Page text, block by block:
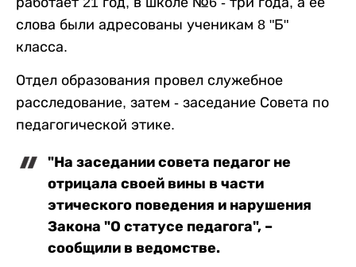
слова были адресованы ученикам 8 "Б"
класса.
Отдел образования провел служебное
расследование, затем - заседание Совета по
педагогической этике.
"На заседании совета педагог не
отрицала своей вины в части
этического поведения и нарушения
Закона "О статусе педагога", –
сообщили в ведомстве.